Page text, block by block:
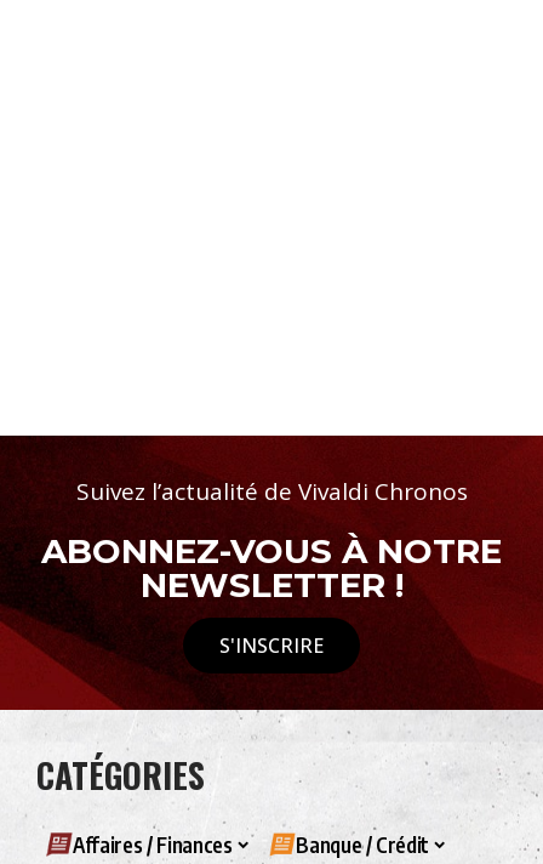
Suivez l’actualité de Vivaldi Chronos
ABONNEZ-VOUS À NOTRE
NEWSLETTER !
S'INSCRIRE
CATÉGORIES
Affaires / Finances Banque / Crédit